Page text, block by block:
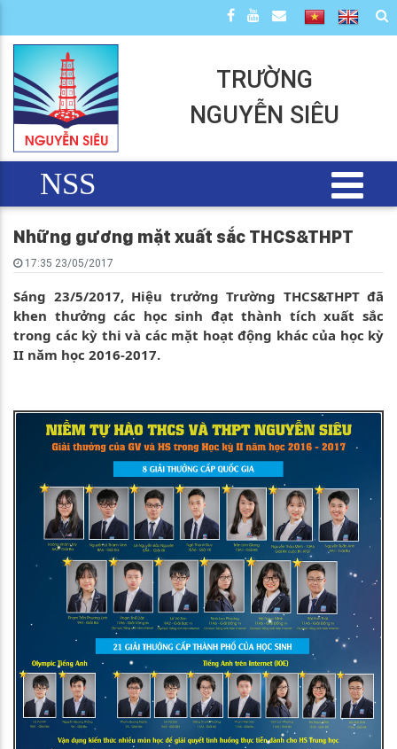
TRƯỜNG
NGUYỄN SIÊU
NSS
Những gương mặt xuất sắc THCS&THPT
17:35 23/05/2017
Sáng 23/5/2017, Hiệu trưởng Trường THCS&THPT đã
khen thưởng các học sinh đạt thành tích xuất sắc
trong các kỳ thi và các mặt hoạt động khác của học kỳ
II năm học 2016-2017.